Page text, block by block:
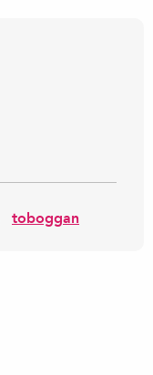
toboggan